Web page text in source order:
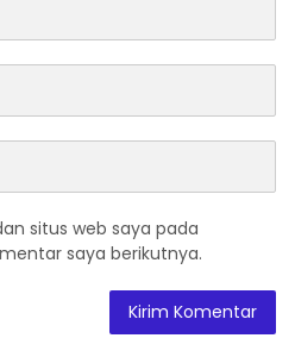
situs web saya pada
saya berikutnya.